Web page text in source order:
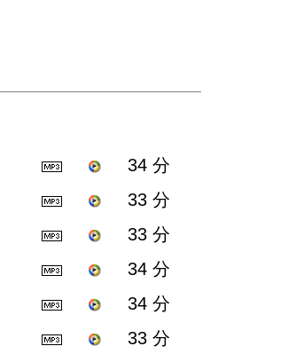
34 分
33 分
33 分
34 分
34 分
33 分